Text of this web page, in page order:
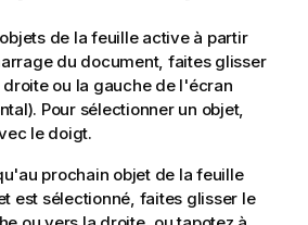
de la feuille active à partir
du document, faites glisser
ou la gauche de l'écran
Pour sélectionner un objet,
le doigt.
prochain objet de la feuille
est sélectionné, faites glisser le